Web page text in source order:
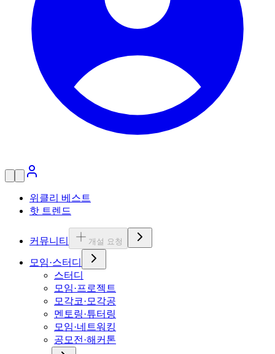
위클리 베스트
핫 트렌드
커뮤니티 개설 요청
모임·스터디
스터디
모임·프로젝트
모각코·모각공
멘토링·튜터링
모임·네트워킹
공모전·해커톤